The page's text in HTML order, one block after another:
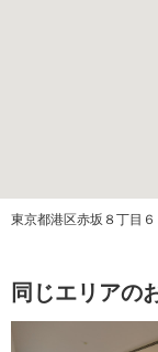
管理会社
管理費
修繕積立金
東京都港区赤坂８丁目６
同じエリアの